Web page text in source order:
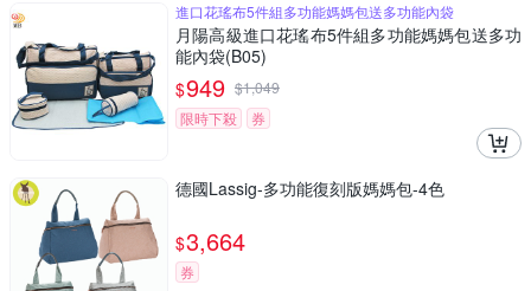
進口花瑤布5件組多功能媽媽包送多功能內袋
月陽高級進口花瑤布5件組多功能媽媽包送多功
能內袋(B05)
$949 $1,049
限時下殺
券
德國Lassig-多功能復刻版媽媽包-4色
$3,664
券